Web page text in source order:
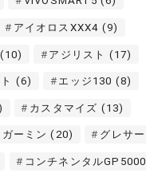
アイオロスXXX4 (9)
(10) アジリスト (17)
(6) エッジ130 (8)
カスタマイズ (13)
ガーミン (20) グレサー
コンチネンタルGP5000